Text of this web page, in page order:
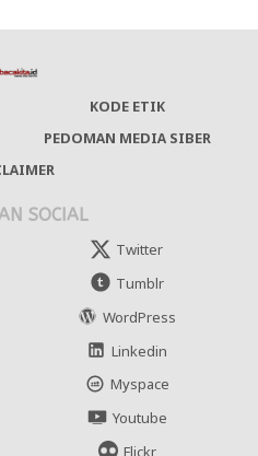
KODE ETIK
PEDOMAN MEDIA SIBER
SOCIAL
Twitter
Tumblr
WordPress
Linkedin
Myspace
Youtube